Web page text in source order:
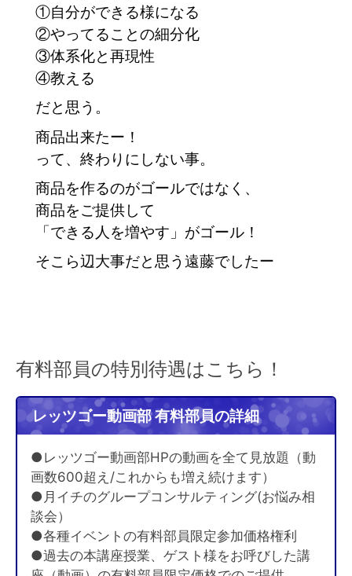
①自分ができる様になる
②やってることの細分化
③体系化と再現性
④教える
だと思う。
商品出来たー！
って、終わりにしない事。
商品を作るのがゴールではなく、
商品をご提供して
「できる人を増やす」がゴール！
そこら辺大事だと思う遠藤でしたー
有料部員の特別待遇はこちら！
レッツゴー動画部 有料部員の詳細
●レッツゴー動画部HPの動画を全て見放題（動
画数600超え/これからも増え続けます）
●月イチのグループコンサルティング(お悩み相
談会）
●各種イベントの有料部員限定参加価格権利
●過去の本講座授業、ゲスト様をお呼びした講